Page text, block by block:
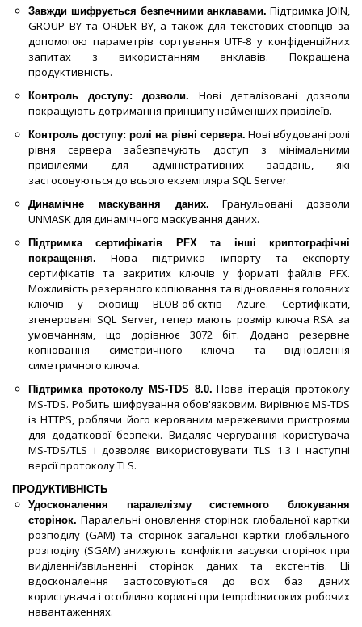
Завжди шифрується безпечними анклавами. Підтримка JOIN,
GROUP BY та ORDER BY, а також для текстових стовпців за
допомогою параметрів сортування UTF-8 у конфіденційних
запитах з використанням анклавів. Покращена
продуктивність.
Контроль доступу: дозволи.
Нові деталізовані дозволи
покращують дотримання принципу найменших привілеїв.
Контроль доступу: ролі на рівні сервера. Нові вбудовані ролі
рівня сервера забезпечують доступ з мінімальними
привілеями для адміністративних завдань, які
застосовуються до всього екземпляра SQL Server.
Динамічне маскування даних.
Гранульовані дозволи
UNMASK для динамічного маскування даних.
Підтримка сертифікатів PFX та інші криптографічні
покращення.
Нова підтримка імпорту та експорту
сертифікатів та закритих ключів у форматі файлів PFX.
Можливість резервного копіювання та відновлення головних
ключів у сховищі BLOB-об'єктів Azure. Сертифікати,
згенеровані SQL Server, тепер мають розмір ключа RSA за
умовчанням, що дорівнює 3072 біт. Додано резервне
копіювання симетричного ключа та відновлення
симетричного ключа.
Підтримка протоколу MS-TDS 8.0. Нова ітерація протоколу
MS-TDS. Робить шифрування обов'язковим. Вирівнює MS-TDS
із HTTPS, роблячи його керованим мережевими пристроями
для додаткової безпеки. Видаляє чергування користувача
MS-TDS/TLS і дозволяє використовувати TLS 1.3 і наступні
версії протоколу TLS.
ПРОДУКТИВНІСТЬ
Удосконалення паралелізму системного блокування
сторінок. Паралельні оновлення сторінок глобальної картки
розподілу (GAM) та сторінок загальної картки глобального
розподілу (SGAM) знижують конфлікти засувки сторінок при
виділенні/звільненні сторінок даних та екстентів. Ці
вдосконалення застосовуються до всіх баз даних
користувача і особливо корисні при tempdbвисоких робочих
навантаженнях.